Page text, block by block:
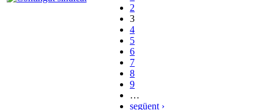
2
3
4
5
6
7
8
9
…
següent ›